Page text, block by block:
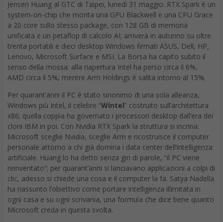
Jensen Huang al GTC di Taipei, lunedì 31 maggio. RTX Spark è un
system-on-chip che monta una GPU Blackwell e una CPU Grace
a 20 core sullo stesso package, con 128 GB di memoria
unificata e un petaflop di calcolo AI; arriverà in autunno su oltre
trenta portatili e dieci desktop Windows firmati ASUS, Dell, HP,
Lenovo, Microsoft Surface e MSI. La Borsa ha capito subito il
senso della mossa: alla riapertura Intel ha perso circa il 6%,
AMD circa il 5%, mentre Arm Holdings è salita intorno al 15%.
Per quarant’anni il PC è stato sinonimo di una sola alleanza,
Windows più Intel, il celebre “Wintel” costruito sull’architettura
x86; quella coppia ha governato i processori desktop dall’era dei
cloni IBM in poi. Con Nvidia RTX Spark la struttura si incrina:
Microsoft sceglie Nvidia, sceglie Arm e ricostruisce il computer
personale attorno a chi già domina i data center dell’intelligenza
artificiale. Huang lo ha detto senza giri di parole, “il PC viene
reinventato”; per quarant’anni si lanciavano applicazioni a colpi di
clic, adesso si chiede una cosa e il computer la fa. Satya Nadella
ha riassunto l’obiettivo come portare intelligenza illimitata in
ogni casa e su ogni scrivania, una formula che dice bene quanto
Microsoft creda in questa svolta.